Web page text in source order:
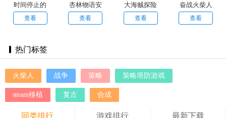
时间停止的
村庄小熊移
查看
杏林物语安
卓版
查看
大海贼探险
物语debug
查看
奋战火柴人
2
查看
热门标签
火柴人 战争 策略 策略塔防游戏
steam移植 复古 合成
同类排行 游戏排行 最新下载